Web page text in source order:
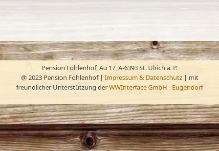
Pension Fohlenhof, Au 17, A-6393 St. Ulrich a. P.
@ 2023 Pension Fohlenhof | Impressum & Datenschutz| mit
freundlicher Unterstützung derWWInterface GmbH - Eugendorf